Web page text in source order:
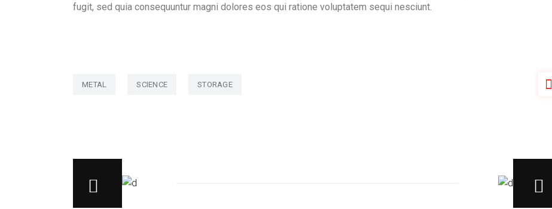
fugit, sed quia consequuntur magni dolores eos qui ratione voluptatem sequi nesciunt.
METAL SCIENCE STORAGE